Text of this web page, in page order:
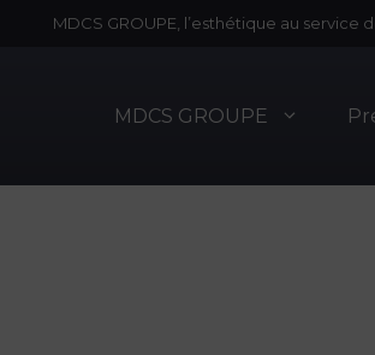
MDCS GROUPE, l’esthétique au service
MDCS GROUPE